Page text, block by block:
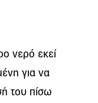
νερό εκεί
για να
του πίσω